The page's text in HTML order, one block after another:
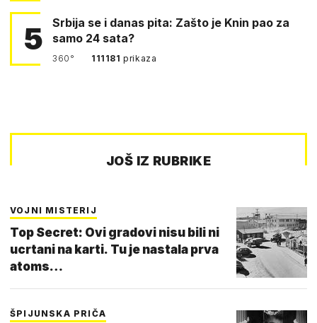
5
Srbija se i danas pita: Zašto je Knin pao za
samo 24 sata?
360° 111181prikaza
JOŠ IZ RUBRIKE
VOJNI MISTERIJ
Top Secret: Ovi gradovi nisu bili ni
ucrtani na karti. Tu je nastala prva
atoms…
ŠPIJUNSKA PRIČA